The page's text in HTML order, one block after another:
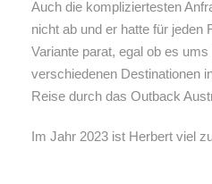
Auch die kompliziertesten
nicht ab und er hatte für jeden
Variante parat, egal ob es
verschiedenen Destinationen
Reise durch das Outback
Im Jahr 2023 ist Herbert viel